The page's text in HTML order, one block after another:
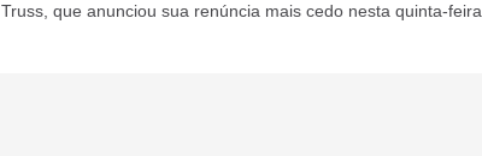
Truss, que anunciou sua renúncia mais cedo nesta quinta-feira,